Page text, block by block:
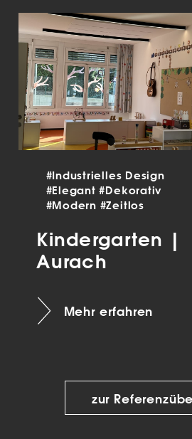
#Industrielles Design
#Elegant#Dekorativ
#Modern #Zeitlos
Kindergarten |
Aurach
Mehr erfahren
zur